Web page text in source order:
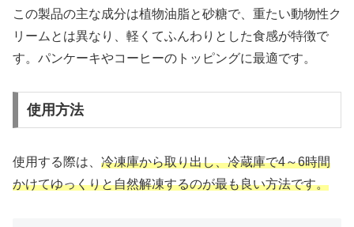
この製品の主な成分は植物油脂と砂糖で、重たい動物性ク
リームとは異なり、軽くてふんわりとした食感が特徴で
す。パンケーキやコーヒーのトッピングに最適です。
使用方法
使用する際は、 冷凍庫から取り出し、冷蔵庫で4～6時間
かけてゆっくりと自然解凍するのが最も良い方法です。